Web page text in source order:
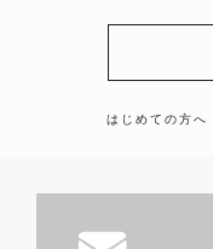
はじめての方へ